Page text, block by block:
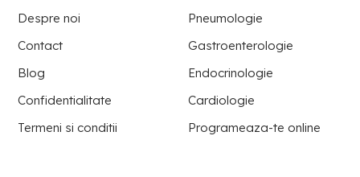
Despre noi
Pneumologie
Contact
Gastroenterologie
Blog
Endocrinologie
Confidentialitate
Cardiologie
Termeni si conditii
Programeaza-te online